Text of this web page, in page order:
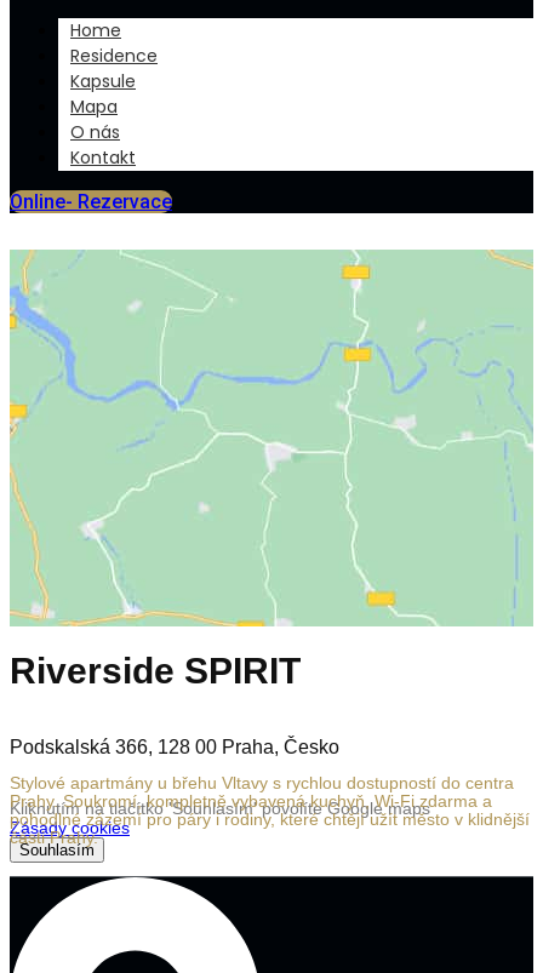
Home
Residence
Kapsule
Mapa
O nás
Kontakt
Online- Rezervace
Kliknutím na tlačítko 'Souhlasím' povolíte Google maps
Zásady cookies
Souhlasím
Riverside SPIRIT
Podskalská 366, 128 00 Praha, Česko
Stylové apartmány u břehu Vltavy s rychlou dostupností do centra
Prahy. Soukromí, kompletně vybavená kuchyň, Wi-Fi zdarma a
pohodlné zázemí pro páry i rodiny, které chtějí užít město v klidnější
části Prahy.